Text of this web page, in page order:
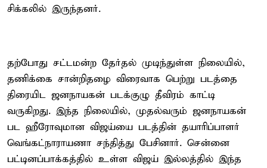
சிக்கலில் இருந்தனர்.
தற்போது சட்டமன்ற தேர்தல் முடிந்துள்ள நிலையில்,
தணிக்கை சான்றிதழை விரைவாக பெற்று படத்தை
திரையிட ஜனநாயகன் படக்குழு தீவிரம் காட்டி
வருகிறது. இந்த நிலையில், முதல்வரும் ஜனநாயகன்
பட ஹீரோவுமான விஜய்யை படத்தின் தயாரிப்பாளர்
வெங்கட்நாராயணா சந்தித்து பேசினார். சென்னை
பட்டினப்பாக்கத்தில் உள்ள விஜய் இல்லத்தில் இந்த